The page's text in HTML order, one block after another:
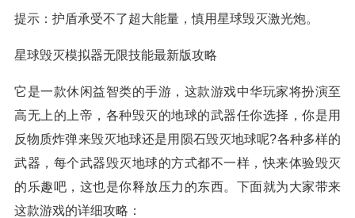
提示：护盾承受不了超大能量，慎用星球毁灭激光炮。
星球毁灭模拟器无限技能最新版攻略
它是一款休闲益智类的手游，这款游戏中华玩家将扮演至
高无上的上帝，各种毁灭的地球的武器任你选择，你是用
反物质炸弹来毁灭地球还是用陨石毁灭地球呢?各种多样的
武器，每个武器毁灭地球的方式都不一样，快来体验毁灭
的乐趣吧，这也是你释放压力的东西。下面就为大家带来
这款游戏的详细攻略：